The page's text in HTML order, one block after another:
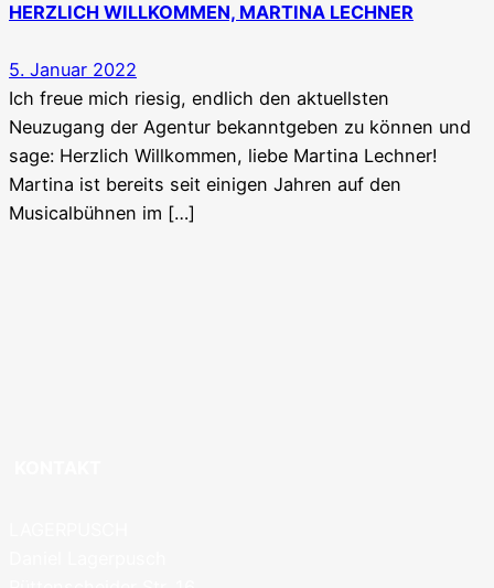
HERZLICH WILLKOMMEN, MARTINA LECHNER
5. Januar 2022
Ich freue mich riesig, endlich den aktuellsten
Neuzugang der Agentur bekanntgeben zu können und
sage: Herzlich Willkommen, liebe Martina Lechner!
Martina ist bereits seit einigen Jahren auf den
Musicalbühnen im […]